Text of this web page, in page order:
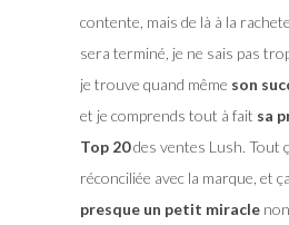
contente, mais de là à la
sera terminé, je ne sais pas
je trouve quand même son
et je comprends tout à fait sa
Top 20des ventes Lush. Tout
réconciliée avec la marque, et
presque un petit miracle